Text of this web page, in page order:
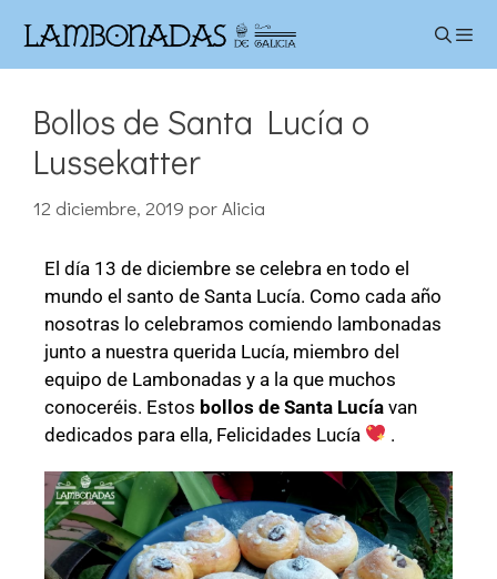
Bollos de Santa Lucía o
Lussekatter
12 diciembre, 2019 porAlicia
El día 13 de diciembre se celebra en todo el
mundo el santo de Santa Lucía. Como cada año
nosotras lo celebramos comiendo lambonadas
junto a nuestra querida Lucía, miembro del
equipo de Lambonadas y a la que muchos
conoceréis. Estos bollos de Santa Lucía van
dedicados para ella, Felicidades Lucía
.